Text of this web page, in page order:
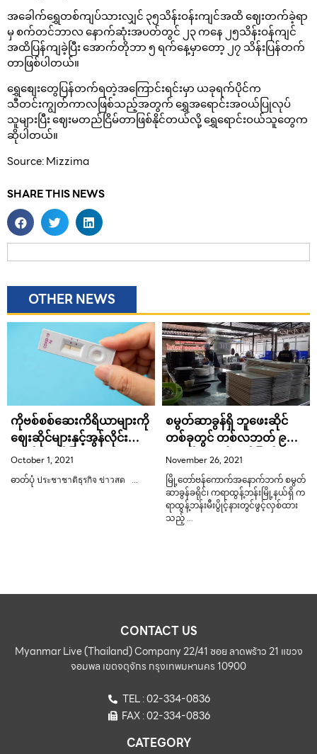
အခေါက်ရွှေတစ်ကျပ်သားလျှင် ၃၅သိန်းဝန်းကျင်အထိ ဈေးတက်ခဲ့ရာ
မှ စက်တင်ဘာလ နောက်ဆုံးအပတ်တွင် ၂၃ ကနေ ၂၅သိန်းဝန်ကျင်
အထိပြန်ကျခဲ့ပြီး အောက်တိုဘာ ၅ ရက်နေ့မှာတော့ ၂၇ သိန်းပြန်တက်
တာဖြစ်ပါတယ်။
ရွှေစျေးတွေပြန်တက်ရတဲ့အကြောင်းရင်းမှာ ယခုရက်ပိုင်က
သီတင်းကျွတ်ကာလဖြစ်သည့်အတွက် ရွှေအရောင်းအဝယ်ပြုလုပ်
သူများပြီး ဈေးမတည်ငြိမ်တာဖြစ်နိုင်တယ်လို့ ရွှေရောင်းဝယ်သူတွေက
ဆိုပါတယ်။
Source: Mizzima
SHARE THIS NEWS
OTHER NEWS
ကိုဗစ်စစ်ဆေးကိရိယာများကို
ဈေးဆိုင်များနှင့်အွန်လိုင်းပေါ်
ရောင်းချခွင့်ပြု
October 1, 2021
ဓာတ်ပုံ ประชาชาติธุรกิจ ข่าวสด …
စမွတ်ဆာခွန်ရှိ ဘူဖေးဆိုင်
တစ်ခုတွင် တစ်လဘတ် ၉
သောင်းပေး၍ ပုတ်ပြတ်
ပန်းကန်ဆေးဝန်ထမ်းခေါ် ယူ
November 26, 2021
မြို့တော်ဗန်ကောက်အနောက်ဘက် စမွတ်
ဆာခွန်ခရိုင်၊ ကရာထွန့်ဘန်းမြို့နယ်ရှိ က
ရာထွန့်ဘန်းမီးပွိုင့်နားတွင်ဖွင့်လှစ်ထား
သည့် …
CONTACT US
Myanmar Live (Thailand) Company 22/41 ซอย ลาดพร้าว 21 แขวง
จอมพล เขตจตุจักร กรุงเทพมหานคร 10900
TEL : 02-334-0836
FAX : 02-334-0836
CATEGORY